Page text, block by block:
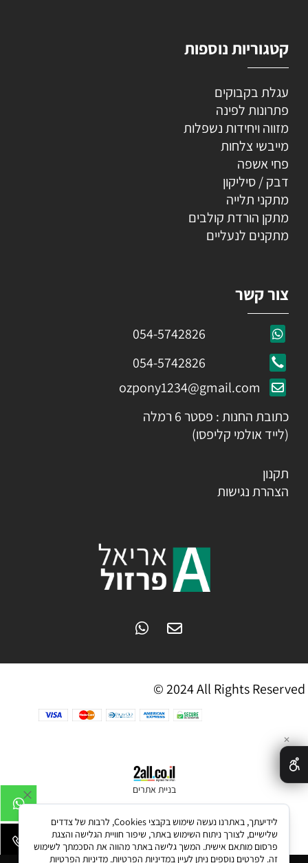
קטגוריות נוספות
עגלת בקבוקים
פתרונות לפינה
מזווה ויחידות נשפלות
מייבשי צלחות
פחי אשפה
דבק / סיליקון
מתקני תלייה
מתקן הורדת קולבים
מתקנים לנעליים
צור קשר
054-5742826
054-5742826
ozpony1234@gmail.com
כתובת החנות : פסטר 6 רמלה
(לייד אולמי קליפסו)
תקנון
הצהרת נגישות
© 2024 All Rights Reserved
בניית אתרים
✕
לידיעתך, באתרנו נעשה שימוש בקבצי Cookies, לרבות של צדדים
שלישיים, לצורך ניתוח השימוש באתר, שיפור חוויית הגלישה והצגת
פרסום מותאם אישית. המשך גלישה באתר מהווה את הסכמתך לשימוש
זה. לפרטים נוספים ניתן לעיין במדיניות הפרטיות. מדיניות הפרטיות